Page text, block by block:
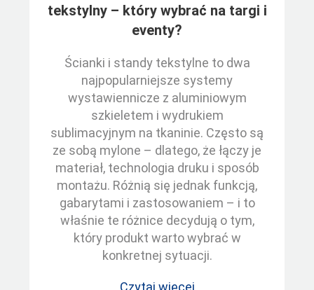
tekstylny – który wybrać na targi i
eventy?
Ścianki i standy tekstylne to dwa
najpopularniejsze systemy
wystawiennicze z aluminiowym
szkieletem i wydrukiem
sublimacyjnym na tkaninie. Często są
ze sobą mylone – dlatego, że łączy je
materiał, technologia druku i sposób
montażu. Różnią się jednak funkcją,
gabarytami i zastosowaniem – i to
właśnie te różnice decydują o tym,
który produkt warto wybrać w
konkretnej sytuacji.
Czytaj więcej